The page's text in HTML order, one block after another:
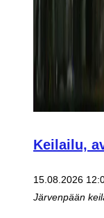
Keilailu,
15.08.2026
Järvenpään